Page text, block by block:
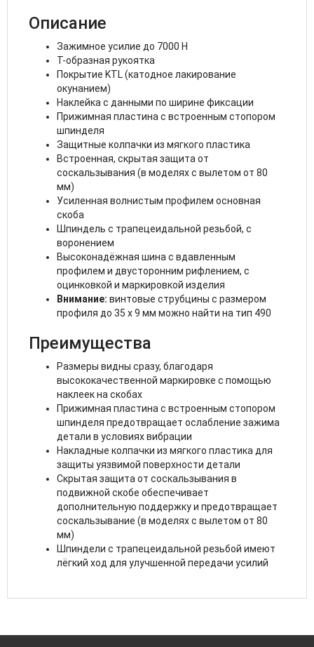
Описание
Зажимное усилие до 7000 Н
Т-образная рукоятка
Покрытие KTL (катодное лакирование
окунанием)
Наклейка с данными по ширине фиксации
Прижимная пластина с встроенным стопором
шпинделя
Защитные колпачки из мягкого пластика
Встроенная, скрытая защита от
соскальзывания (в моделях с вылетом от 80
мм)
Усиленная волнистым профилем основная
скоба
Шпиндель с трапецеидальной резьбой, с
воронением
Высоконадёжная шина с вдавленным
профилем и двусторонним рифлением, с
оцинковкой и маркировкой изделия
Внимание: винтовые струбцины с размером
профиля до 35 x 9 мм можно найти на тип 490
Преимущества
Размеры видны сразу, благодаря
высококачественной маркировке с помощью
наклеек на скобах
Прижимная пластина с встроенным стопором
шпинделя предотвращает ослабление зажима
детали в условиях вибрации
Накладные колпачки из мягкого пластика для
защиты уязвимой поверхности детали
Скрытая защита от соскальзывания в
подвижной скобе обеспечивает
дополнительную поддержку и предотвращает
соскальзывание (в моделях с вылетом от 80
мм)
Шпиндели с трапецеидальной резьбой имеют
лёгкий ход для улучшенной передачи усилий